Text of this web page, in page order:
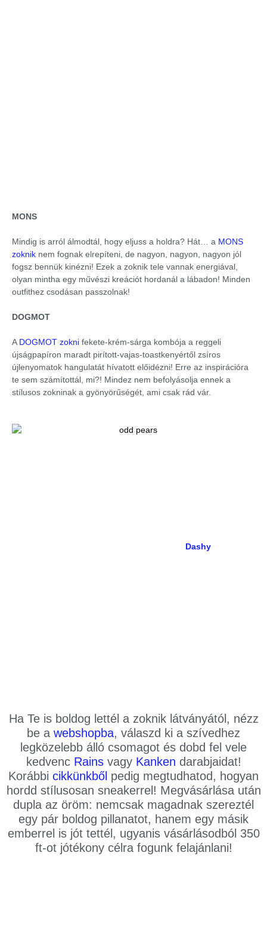
MONS
Mindig is arról álmodtál, hogy eljuss a holdra? Hát… a MONS
zoknik nem fognak elrepíteni, de nagyon, nagyon, nagyon jól
fogsz bennük kinézni! Ezek a zoknik tele vannak energiával,
olyan mintha egy művészi kreációt hordanál a lábadon! Minden
outfithez csodásan passzolnak!
DOGMOT
A DOGMOT zokni fekete-krém-sárga kombója a reggeli
újságpapíron maradt pirított-vajas-toastkenyértől zsíros
újlenyomatok hangulatát hívatott előidézni! Erre az inspirációra
te sem számítottál, mi?! Mindez nem befolyásolja ennek a
stílusos zokninak a gyönyörűségét, ami csak rád vár.
Dashy
Ha Te is boldog lettél a zoknik látványától, nézz
be a webshopba, válaszd ki a szívedhez
legközelebb álló csomagot és dobd fel vele
kedvenc Rainsvagy Kanken darabjaidat!
Korábbi cikkünkből pedig megtudhatod, hogyan
hordd stílusosan sneakerrel! Megvásárlása után
dupla az öröm: nemcsak magadnak szereztél
egy pár boldog pillanatot, hanem egy másik
emberrel is jót tettél, ugyanis vásárlásodból 350
ft-ot jótékony célra fogunk felajánlani!